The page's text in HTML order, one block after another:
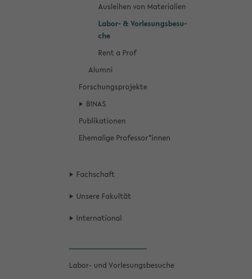
Aus­lei­hen von Ma­te­ria­li­en
Labor-​ & Vor­le­sungs­be­su­
che
Rent a Prof
Alum­ni
For­schungs­pro­jek­te
BINAS
Pu­bli­ka­tio­nen
Ehe­ma­li­ge Pro­fes­sor*innen
Fach­schaft
Un­se­re Fa­kul­tät
In­ter­na­tio­nal
Labor-​ und Vor­le­sungs­be­su­che